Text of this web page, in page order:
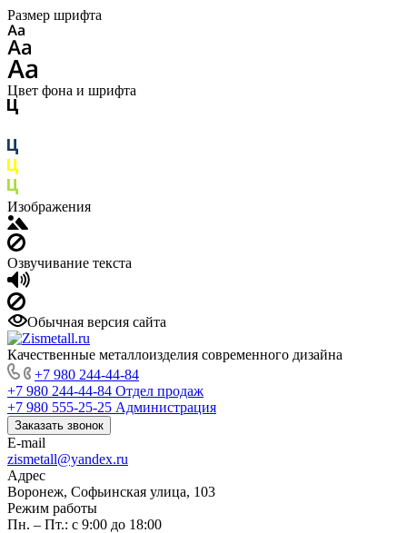
Размер шрифта
Цвет фона и шрифта
Изображения
Озвучивание текста
Обычная версия сайта
Качественные металлоизделия современного дизайна
+7 980 244-44-84
+7 980 244-44-84 Отдел продаж
+7 980 555-25-25 Администрация
Заказать звонок
E-mail
zismetall@yandex.ru
Адрес
Воронеж, Софьинская улица, 103
Режим работы
Пн. – Пт.: с 9:00 до 18:00